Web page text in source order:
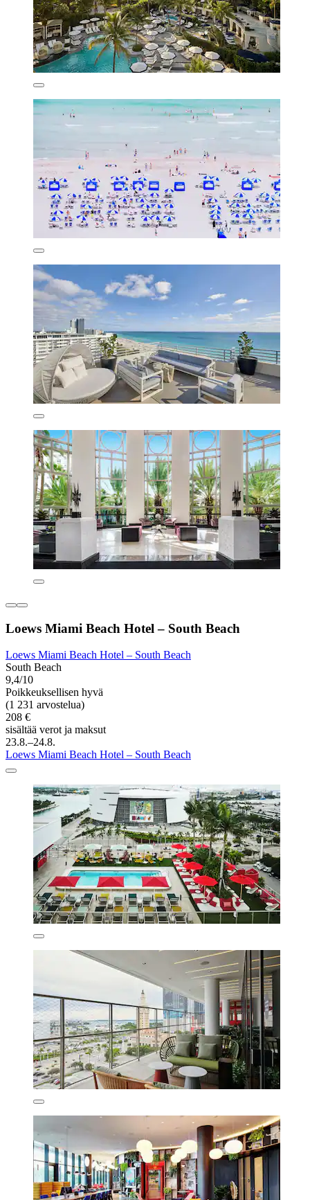
Loews Miami Beach Hotel – South Beach
Loews Miami Beach Hotel – South Beach
South Beach
9,4/10
Poikkeuksellisen hyvä
(1 231 arvostelua)
208 €
sisältää verot ja maksut
23.8.–24.8.
Loews Miami Beach Hotel – South Beach